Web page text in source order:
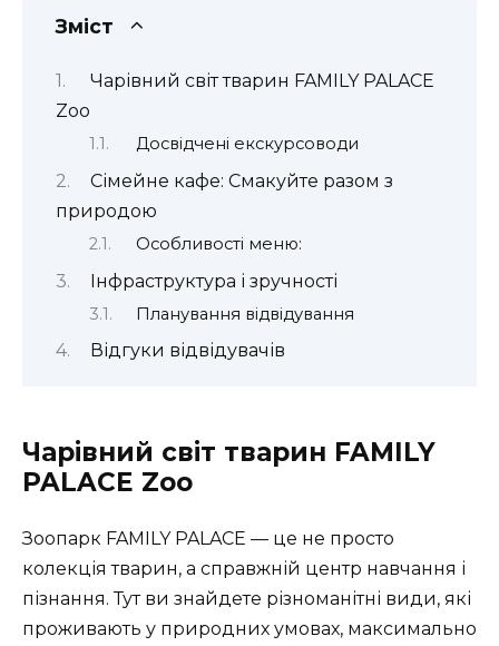
Зміст
Чарівний світ тварин FAMILY PALACE
Zoo
Досвідчені екскурсоводи
Сімейне кафе: Смакуйте разом з
природою
Особливості меню:
Інфраструктура і зручності
Планування відвідування
Відгуки відвідувачів
Чарівний світ тварин FAMILY
PALACE Zoo
Зоопарк FAMILY PALACE — це не просто
колекція тварин, а справжній центр навчання і
пізнання. Тут ви знайдете різноманітні види, які
проживають у природних умовах, максимально